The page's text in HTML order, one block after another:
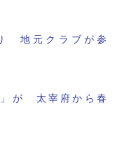
地元クラブが参
が 太宰府から春